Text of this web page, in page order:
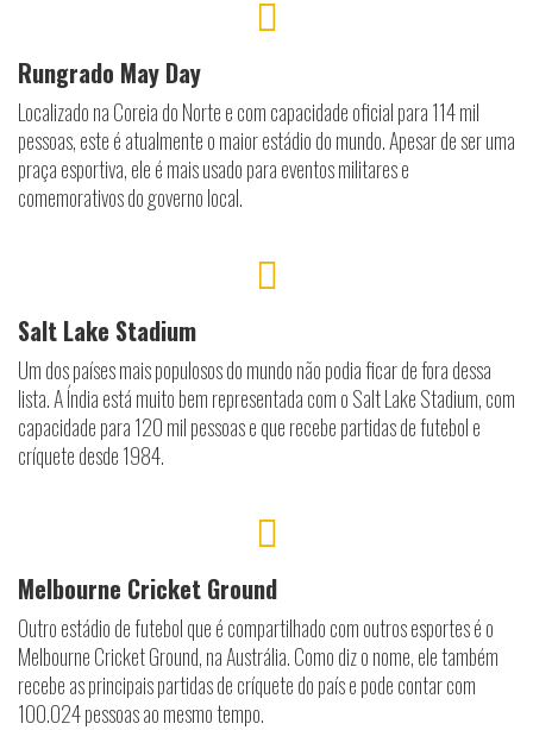
Rungrado May Day
Localizado na Coreia do Norte e com capacidade oficial para 114 mil
pessoas, este é atualmente o maior estádio do mundo. Apesar de ser uma
praça esportiva, ele é mais usado para eventos militares e
comemorativos do governo local.
Salt Lake Stadium
Um dos países mais populosos do mundo não podia ficar de fora dessa
lista. A Índia está muito bem representada com o Salt Lake Stadium, com
capacidade para 120 mil pessoas e que recebe partidas de futebol e
críquete desde 1984.
Melbourne Cricket Ground
Outro estádio de futebol que é compartilhado com outros esportes é o
Melbourne Cricket Ground, na Austrália. Como diz o nome, ele também
recebe as principais partidas de críquete do país e pode contar com
100.024 pessoas ao mesmo tempo.